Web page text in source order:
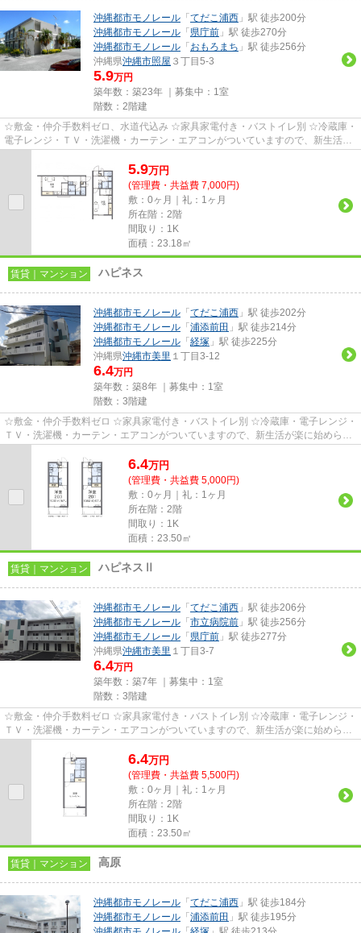
沖縄都市モノレール 「 てだこ浦西 」駅 徒歩200分
沖縄都市モノレール 「 県庁前 」駅 徒歩270分
沖縄都市モノレール 「 おもろまち 」駅 徒歩256分
沖縄県沖縄市照屋 ３丁目5-3
5.9万円
築年数：築23年 ｜募集中： 1室
階数：2階建
☆敷金・仲介手数料ゼロ、水道代込み ☆家具家電付き・バストイレ別 ☆冷蔵庫・
電子レンジ・ＴＶ・洗濯機・カーテン・エアコンがついていますので、新生活が
5.9万円
(管理費・共益費 7,000円)
敷：0ヶ月｜礼：1ヶ月
所在階：2階
間取り：1K
面積：23.18㎡
賃貸｜マンション ハピネス
沖縄都市モノレール 「 てだこ浦西 」駅 徒歩202分
沖縄都市モノレール 「 浦添前田 」駅 徒歩214分
沖縄都市モノレール 「 経塚 」駅 徒歩225分
沖縄県沖縄市美里 １丁目3-12
6.4万円
築年数：築8年 ｜募集中： 1室
階数：3階建
☆敷金・仲介手数料ゼロ ☆家具家電付き・バストイレ別 ☆冷蔵庫・電子レンジ・
ＴＶ・洗濯機・カーテン・エアコンがついていますので、新生活が楽に始められ
6.4万円
(管理費・共益費 5,000円)
敷：0ヶ月｜礼：1ヶ月
所在階：2階
間取り：1K
面積：23.50㎡
賃貸｜マンション ハピネスⅡ
沖縄都市モノレール 「 てだこ浦西 」駅 徒歩206分
沖縄都市モノレール 「 市立病院前 」駅 徒歩256分
沖縄都市モノレール 「 県庁前 」駅 徒歩277分
沖縄県沖縄市美里 １丁目3-7
6.4万円
築年数：築7年 ｜募集中： 1室
階数：3階建
☆敷金・仲介手数料ゼロ ☆家具家電付き・バストイレ別 ☆冷蔵庫・電子レンジ・
ＴＶ・洗濯機・カーテン・エアコンがついていますので、新生活が楽に始められ
6.4万円
(管理費・共益費 5,500円)
敷：0ヶ月｜礼：1ヶ月
所在階：2階
間取り：1K
面積：23.50㎡
賃貸｜マンション 高原
沖縄都市モノレール 「 てだこ浦西 」駅 徒歩184分
沖縄都市モノレール 「 浦添前田 」駅 徒歩195分